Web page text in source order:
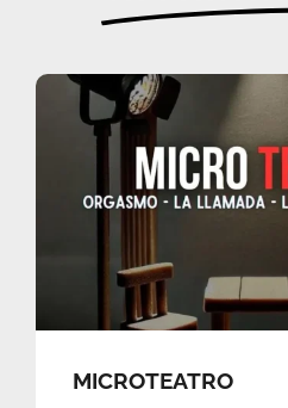
MICROTEATRO